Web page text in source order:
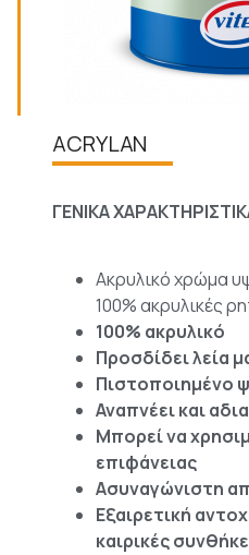
ACRYLAN
ΓΕΝΙΚΑ
Ακρυλικό χρώμα
100% ακρυλικές
100% ακρυλικό
Προσδίδει λεία
Πιστοποιημένο
Αναπνέει και
Μπορεί να
επιφάνειας
Ασυναγώνιστη
Εξαιρετική
καιρικές